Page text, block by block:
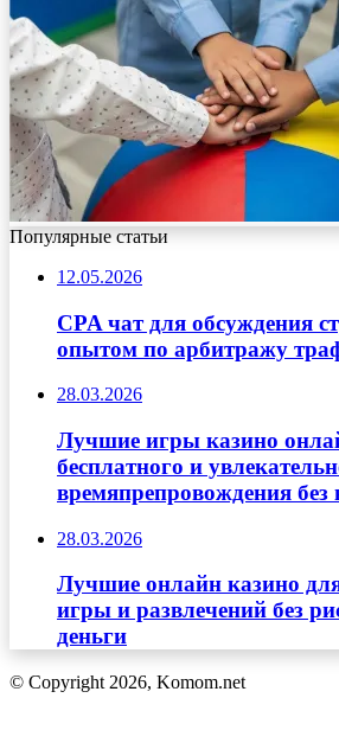
Популярные статьи
12.05.2026
CPA чат для обсуждения
опытом по арбитражу
28.03.2026
Лучшие игры казино
бесплатного и
времяпрепровождения без
28.03.2026
Лучшие онлайн казино
игры и развлечений без
деньги
© Copyright 2026, Komom.net